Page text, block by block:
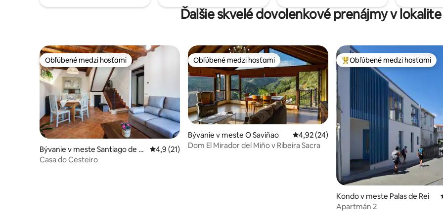
Ďalšie skvelé dovolenkové prenájmy v lokalite
Obľúbené medzi hosťami
Obľúbené medzi hosťami
Bývanie v meste Santiago de C
ompostela
Priemerné ohodnotenie 4,9 z 5, počet hodnotení: 21
4,9 (21)
Casa do Cesteiro
Obľúbené medzi hosťami
Obľúbené medzi hosťami
Bývanie v meste O Saviñao Priemerné ohodnotenie 4,92 z 5, počet
4,92 (24)
Dom El Mirador del Miño v Ribeira Sacra
Najobľúbenejšie medzi hosťami
Obľúbené medzi hosťami
Kondo v meste Palas de Rei
Apartmán 2